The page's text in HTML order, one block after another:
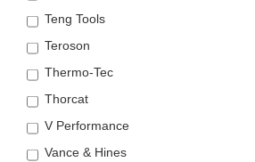
Teng Tools
Teroson
Thermo-Tec
Thorcat
V Performance
Vance & Hines